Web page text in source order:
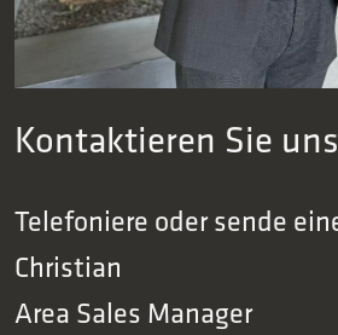
Kontaktieren Sie uns
Telefoniere oder sende
Christian
Area Sales Manager